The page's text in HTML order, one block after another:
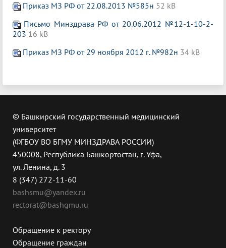
Приказ МЗ РФ от 22.08.2013 №585н 52 kB
Письмо Минздрава РФ от 20.06.2012 №12-1-10-2-
203 16 kB
Приказ МЗ РФ от 29 ноября 2012 г. №982н 34 kB
© Башкирский государственный медицинский
университет
(ФГБОУ ВО БГМУ МИНЗДРАВА РОССИИ)
450008, Республика Башкортостан, г. Уфа,
ул. Ленина, д. 3
8 (347) 272-11-60
bashsmu@yandex.ru
rectorat@bashgmu.ru
Обращение к ректору
Обращение граждан